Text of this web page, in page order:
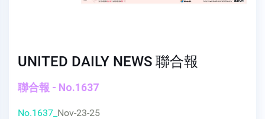
UNITED DAILY NEWS 聯合報
聯合報 - No.1637
No.1637_ Nov-23-25